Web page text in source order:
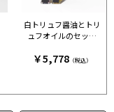
白トリュフ醤油とトリ
ュフオイルのセット
AN］
￥5,778（税込）